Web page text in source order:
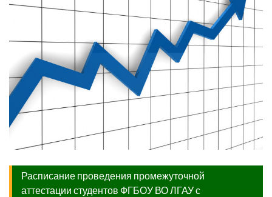
Расписание проведения промежуточной
аттестации студентов ФГБОУ ВО ЛГАУ с